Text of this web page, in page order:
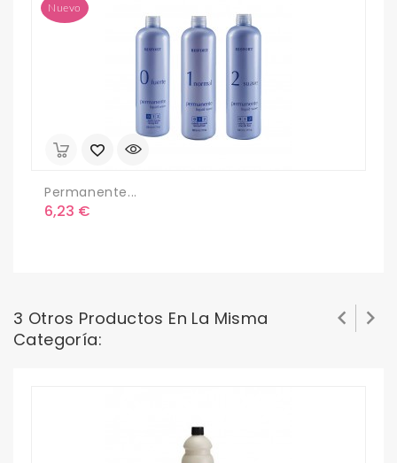
Nuevo
Permanente...
Precio
6,23 €
3 Otros Productos En La Misma
Categoría:
 